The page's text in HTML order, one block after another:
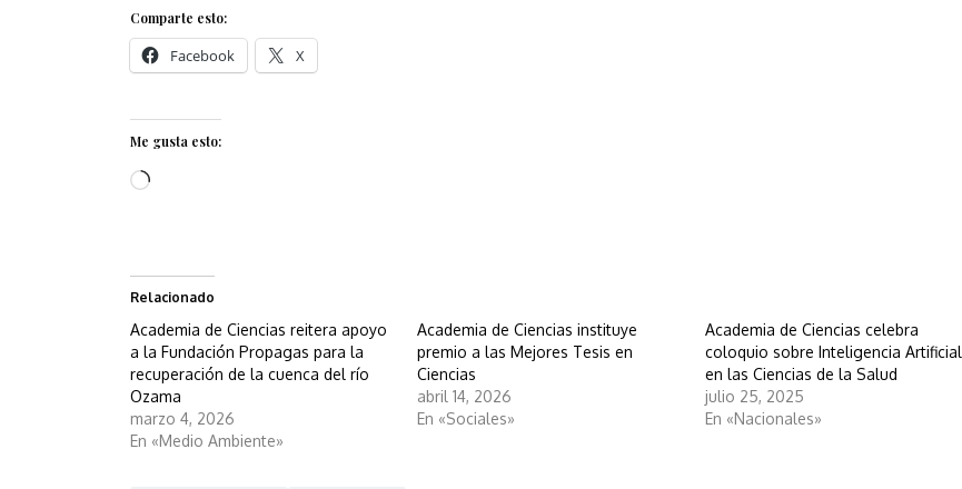
Comparte esto:
Facebook X
Me gusta esto:
Relacionado
Academia de Ciencias reitera apoyo
a la Fundación Propagas para la
recuperación de la cuenca del río
Ozama
marzo 4, 2026
En «Medio Ambiente»
Academia de Ciencias instituye
premio a las Mejores Tesis en
Ciencias
abril 14, 2026
En «Sociales»
Academia de Ciencias celebra
coloquio sobre Inteligencia Artificial
en las Ciencias de la Salud
julio 25, 2025
En «Nacionales»